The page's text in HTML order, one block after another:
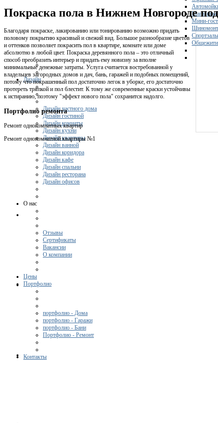
Магазины
Мини-
Спортзалы
Дизайн
Дизайн частного дома
Дизайн гостиной
Дизайн комнаты
Дизайн кухни
Дизайн квартиры
Дизайн ванной
Дизайн коридора
Дизайн кафе
Дизайн спальни
Дизайн ресторана
Дизайн офисов
О нас
Отзывы
Сертификаты
Вакансии
О компании
Цены
Портфолио
портфолио - Дома
портфолио - Гаражи
портфолио - Бани
Портфолио - Ремонт
Контакты
Покраска пола в Нижнем Новгороде
Благодаря покраске, лакированию или тонированию возможно придать
половому покрытию красивый и свежий вид. Большое разнообразие цветов
и оттенков позволяет покрасить пол в квартире, комнате или доме
абсолютно в любой цвет. Покраска деревянного пола – это отличный
способ преобразить интерьер и придать ему новизну за вполне
минимальные денежные затраты. Услуга считается востребованной у
владельцев загородных домов и дач, бань, гаражей и подобных помещений,
потому что покрашенный пол достаточно легок в уборке, его достаточно
протереть тряпкой и пол блестит. К тому же современные краски устойчивы
к истиранию, поэтому "эффект нового пола" сохранится надолго.
Портфолио ремонта
Ремонт однокомнатных квартир
Ремонт однокомнатной квартиры №1